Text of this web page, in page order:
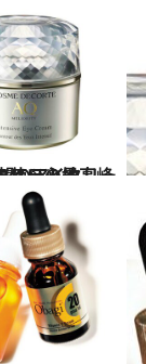
アイクリームは極上の使い心地
＆ヘルス